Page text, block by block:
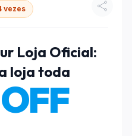
vezes
Loja Oficial:
loja toda